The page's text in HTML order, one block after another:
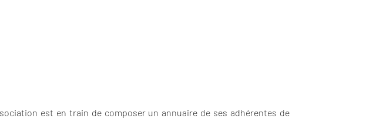
est en train de composer un annuaire de ses adhérentes de